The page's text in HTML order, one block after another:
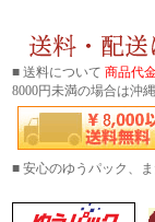
■ 送料について 商品代
8000円未満の場合は沖
■ 安心のゆうパック、
【時間